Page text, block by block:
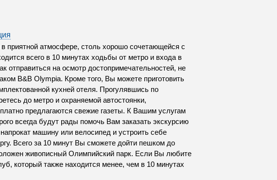
приятной атмосфере, столь хорошо сочетающейся с
всего в 10 минутах ходьбы от метро и входа в
отправиться на осмотр достопримечательностей, не
B&B Olympia. Кроме того, Вы можете приготовить
кухней отеля. Прогулявшись по
до метро и охраняемой автостоянки,
предлагаются свежие газеты. К Вашим услугам
всегда будут рады помочь Вам заказать экскурсию
машину или велосипед и устроить себе
Всего за 10 минут Вы сможете дойти пешком до
живописный Олимпийский парк. Если Вы любите
который также находится менее, чем в 10 минутах